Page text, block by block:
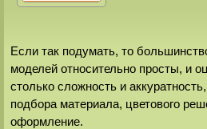
Если так подумать, то
моделей относительно просты, и
столько сложность и
подбора материала, цветового
оформление.